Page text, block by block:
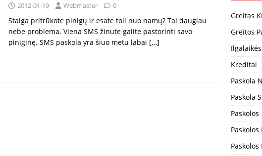
2012-01-19 Webmaster 0
Staiga pritrūkote pinigų ir esate toli nuo namų? Tai daugiau
nebe problema. Viena SMS žinute galite pastorinti savo
piniginę. SMS paskola yra šiuo metu labai […]
Greitas
Greitos
Kreditai
Paskola
Paskola
Paskolos